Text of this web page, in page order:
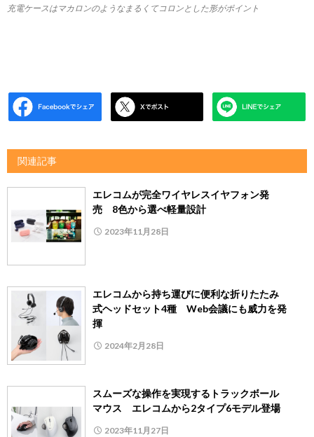
充電ケースはマカロンのようなまるくてコロンとした形がポイント
関連記事
エレコムが完全ワイヤレスイヤフォン発
売 8色から選べ軽量設計
2023年11月28日
エレコムから持ち運びに便利な折りたたみ
式ヘッドセット4種 Web会議にも威力を発
揮
2024年2月28日
スムーズな操作を実現するトラックボール
マウス エレコムから2タイプ6モデル登場
2023年11月27日